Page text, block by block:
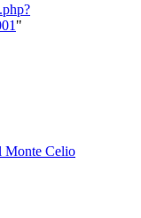
"
Monte Celio